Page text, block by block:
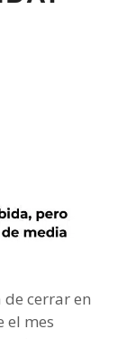
de cerrar en
el mes